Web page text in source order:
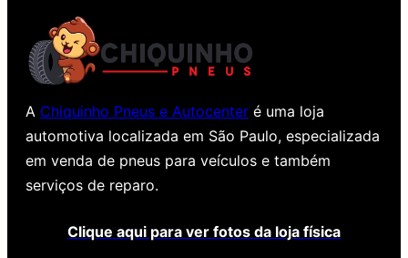
A Chiquinho Pneus e Autocenter é uma loja
automotiva localizada em São Paulo, especializada
em venda de pneus para veículos e também
serviços de reparo.
Clique aqui para ver fotos da loja física